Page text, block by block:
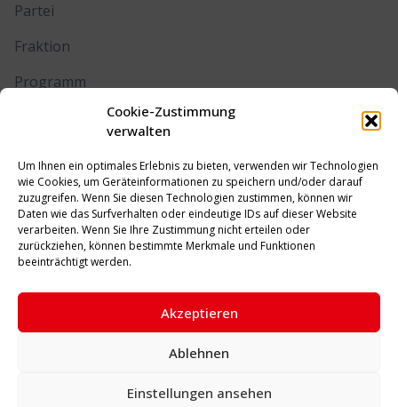
Cookie-Zustimmung
verwalten
Um Ihnen ein optimales Erlebnis zu bieten, verwenden wir Technologien
wie Cookies, um Geräteinformationen zu speichern und/oder darauf
zuzugreifen. Wenn Sie diesen Technologien zustimmen, können wir
Daten wie das Surfverhalten oder eindeutige IDs auf dieser Website
verarbeiten. Wenn Sie Ihre Zustimmung nicht erteilen oder
zurückziehen, können bestimmte Merkmale und Funktionen
beeinträchtigt werden.
Akzeptieren
Ablehnen
Einstellungen ansehen
Partei
Fraktion
Programm
RECHTLICHES
Impressum
Datenschutz
Cookie-Richtlinie (EU)